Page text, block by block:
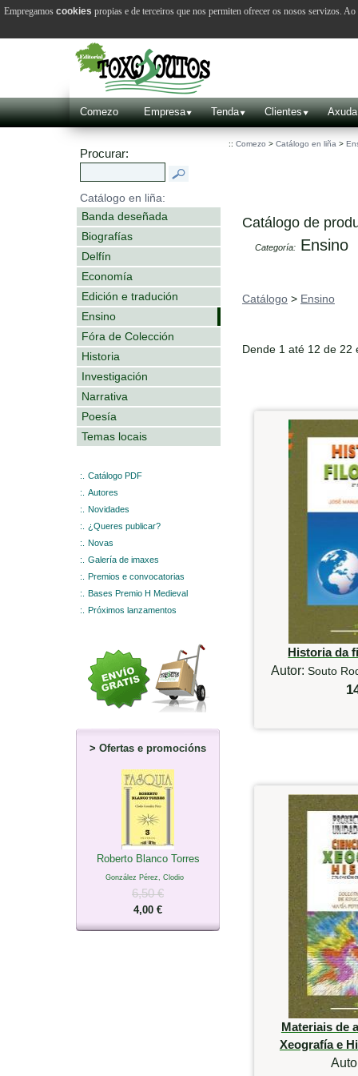
Comezo Empresa Tenda Clientes Axuda
Procurar:
Catálogo en liña:
Banda deseñada
Biografías
Delfín
Economía
Edición e tradución
Ensino
Fóra de Colección
Historia
Investigación
Narrativa
Poesía
Temas locais
:.
Catálogo PDF
:.
Autores
:.
Novidades
:.
¿Queres publicar?
:.
Novas
:.
Galería de imaxes
:.
Premios e convocatorias
:.
Bases Premio H Medieval
:.
Próximos lanzamentos
> Ofertas e promocións
Roberto Blanco Torres
González Pérez, Clodio
6,50 €
4,00 €
:: Comezo > Catálogo en liña >
Catálogo de
Categoría: Ensino
Catálogo > Ensino
Dende 1 até 12 de 22
Historia da
Autor:Souto
Materiais de
Xeografía e
Empregamos cookies propias e de terceiros que nos permiten ofrecer os nosos servizos.